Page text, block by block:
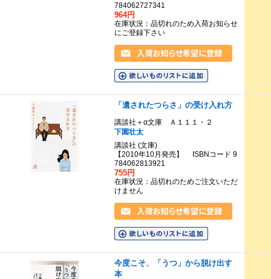
784062727341
964円
在庫状況：品切れのため入荷お知らせ
にご登録下さい
「遺されたつらさ」の受け入れ方
講談社＋α文庫 Ａ１１１・２
下園壮太
講談社 (文庫)
【2010年10月発売】 ISBNコード 9
784062813921
755円
在庫状況：品切れのためご注文いただ
けません
今度こそ、「うつ」から脱け出す
本